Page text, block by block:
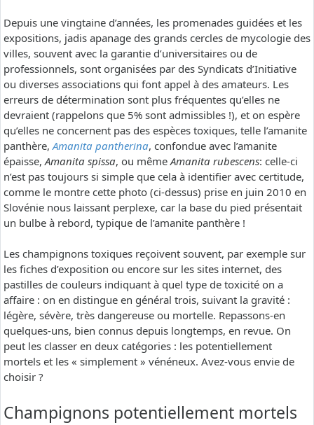
Depuis une vingtaine d’années, les promenades guidées et les
expositions, jadis apanage des grands cercles de mycologie des
villes, souvent avec la garantie d’universitaires ou de
professionnels, sont organisées par des Syndicats d’Initiative
ou diverses associations qui font appel à des amateurs. Les
erreurs de détermination sont plus fréquentes qu’elles ne
devraient (rappelons que 5% sont admissibles !), et on espère
qu’elles ne concernent pas des espèces toxiques, telle l’amanite
panthère,Amanita pantherina, confondue avec l’amanite
épaisse,Amanita spissa, ou mêmeAmanita rubescens: celle-ci
n’est pas toujours si simple que cela à identifier avec certitude,
comme le montre cette photo (ci-dessus) prise en juin 2010 en
Slovénie nous laissant perplexe, car la base du pied présentait
un bulbe à rebord, typique de l’amanite panthère !
Les champignons toxiques reçoivent souvent, par exemple sur
les fiches d’exposition ou encore sur les sites internet, des
pastilles de couleurs indiquant à quel type de toxicité on a
affaire : on en distingue en général trois, suivant la gravité :
légère, sévère, très dangereuse ou mortelle. Repassons-en
quelques-uns, bien connus depuis longtemps, en revue. On
peut les classer en deux catégories : les potentiellement
mortels et les « simplement » vénéneux. Avez-vous envie de
choisir ?
Champignons potentiellement mortels